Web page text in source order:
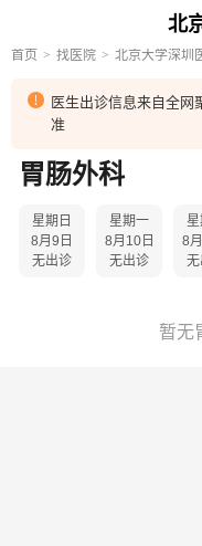
北
首页 找医院 北京大学深圳
医生出诊信息来自全网
准
胃肠外科
星期日
8月9日
无出诊
星期一
8月10日
无出诊
8
暂无